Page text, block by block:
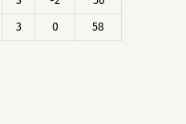
3 0 58